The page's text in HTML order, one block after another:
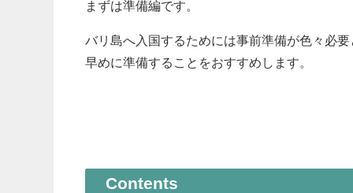
まずは準備編です。
バリ島へ入国するためには事前準備が色々必要
早めに準備することをおすすめします。
Contents